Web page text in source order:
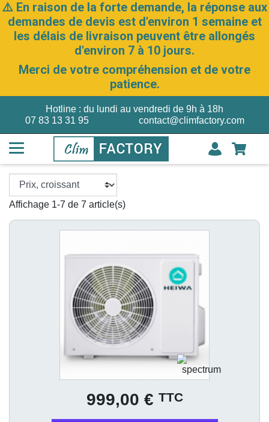
⚠️ En raison de la forte demande, la réponse aux
demandes de devis est d'environ 1 semaine et
les délais de livraison peuvent être allongés
d'environ 7 à 10 jours.
Merci de votre compréhension et de votre
patience.
07 83 13 31 95
Hotline : du lundi au vendredi de 9h à 18h
contact@climfactory.com
Affichage 1-7 de 7 article(s)
999,00 € TTC